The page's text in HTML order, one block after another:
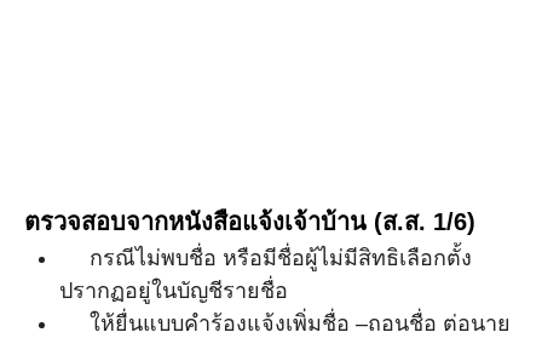
ตรวจสอบจากหนังสือแจ้งเจ้าบ้าน (ส.ส. 1/6)
กรณีไม่พบชื่อ หรือมีชื่อผู้ไม่มีสิทธิเลือกตั้ง
ปรากฏอยู่ในบัญชีรายชื่อ
ให้ยื่นแบบคำร้องแจ้งเพิ่มชื่อ –ถอนชื่อ ต่อนาย